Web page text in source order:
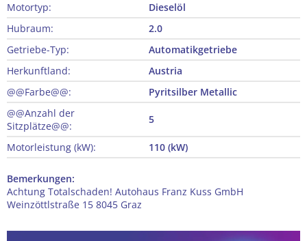
Motortyp:
Dieselöl
Hubraum:
2.0
Getriebe-Typ:
Automatikgetriebe
Herkunftland:
Austria
@@Farbe@@:
Pyritsilber Metallic
@@Anzahl der
Sitzplätze@@:
5
Motorleistung (kW): 110 (kW)
Bemerkungen:
Achtung Totalschaden! Autohaus Franz Kuss GmbH
Weinzöttlstraße 15 8045 Graz